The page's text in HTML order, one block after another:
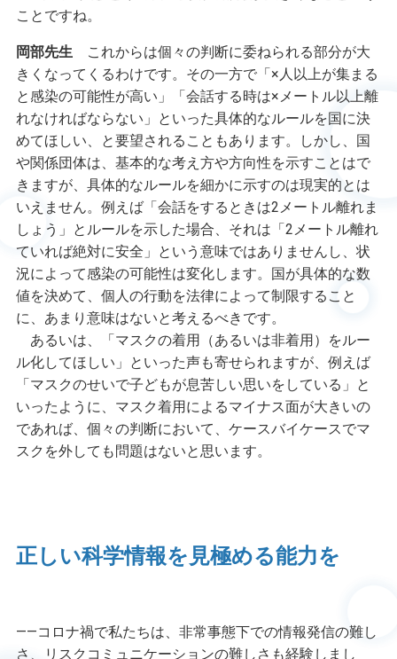
ことですね。
岡部先生
これからは個々の判断に委ねられる部分が大
きくなってくるわけです。その一方で「×人以上が集まる
と感染の可能性が高い」「会話する時は×メートル以上離
れなければならない」といった具体的なルールを国に決
めてほしい、と要望されることもあります。しかし、国
や関係団体は、基本的な考え方や方向性を示すことはで
きますが、具体的なルールを細かに示すのは現実的とは
いえません。例えば「会話をするときは2メートル離れま
しょう」とルールを示した場合、それは「2メートル離れ
ていれば絶対に安全」という意味ではありませんし、状
況によって感染の可能性は変化します。国が具体的な数
値を決めて、個人の行動を法律によって制限すること
に、あまり意味はないと考えるべきです。
あるいは、「マスクの着用（あるいは非着用）をルー
ル化してほしい」といった声も寄せられますが、例えば
「マスクのせいで子どもが息苦しい思いをしている」と
いったように、マスク着用によるマイナス面が大きいの
であれば、個々の判断において、ケースバイケースでマ
スクを外しても問題はないと思います。
正しい科学情報を見極める能力を
――コロナ禍で私たちは、非常事態下での情報発信の難し
さ、リスクコミュニケーションの難しさも経験しまし